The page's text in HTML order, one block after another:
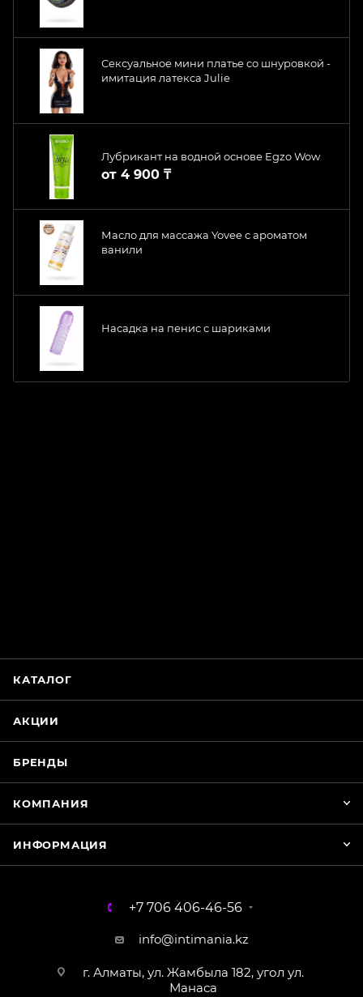
Сексуальное мини платье со шнуровкой -
имитация латекса Julie
Лубрикант на водной основе Egzo Wow
от 4 900 ₸
Масло для массажа Yovee с ароматом
ванили
Насадка на пенис с шариками
КАТАЛОГ
АКЦИИ
БРЕНДЫ
КОМПАНИЯ
ИНФОРМАЦИЯ
+7 706 406-46-56
info@intimania.kz
г. Алматы, ул. Жамбыла 182, угол ул.
Манаса
WhatsApp